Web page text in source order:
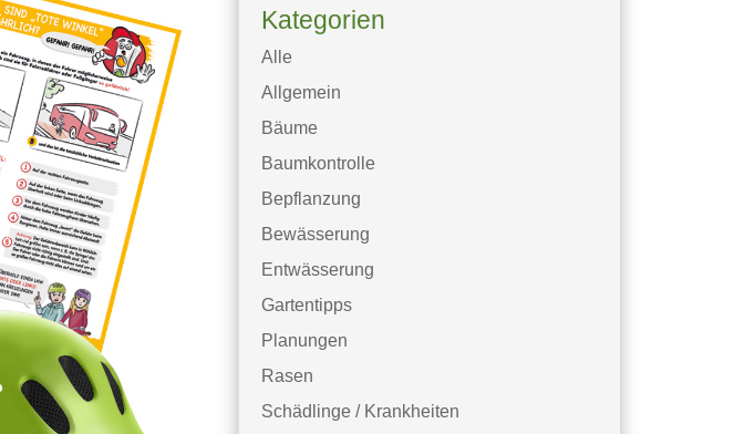
Kategorien
Alle
Allgemein
Bäume
Baumkontrolle
Bepflanzung
Bewässerung
Entwässerung
Gartentipps
Planungen
Rasen
Schädlinge / Krankheiten